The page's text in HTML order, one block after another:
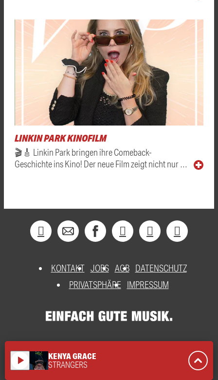
LINKIN PARK KINOFILM
🎬🎸 Linkin Park bringen ihre Comeback-
Geschichte ins Kino! Der neue Film zeigt nicht nur …
KONTAKT JOBS AGB DATENSCHUTZ
PRIVATSPHÄRE
IMPRESSUM
play_arrow KENYA GRACE
STRANGERS